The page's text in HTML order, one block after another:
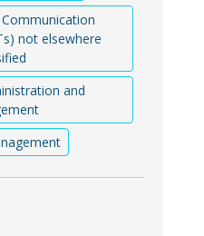
not elsewhere
and